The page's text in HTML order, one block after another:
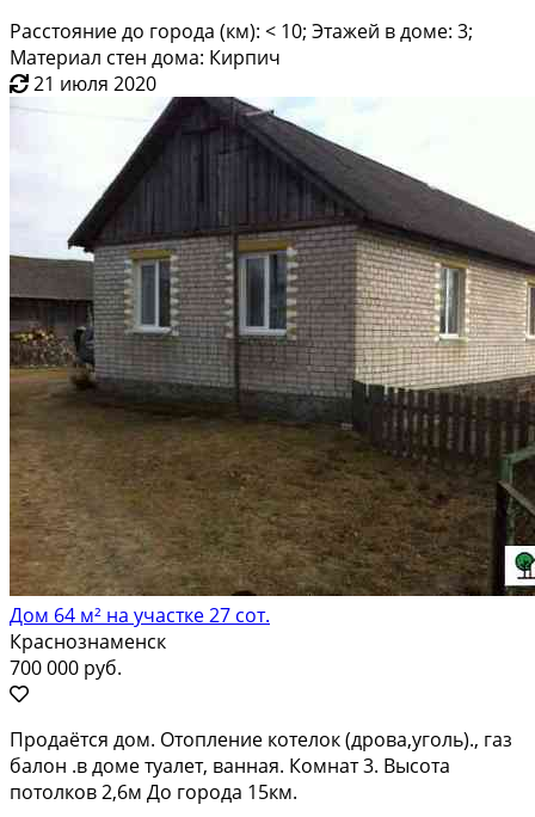
Расстояние до города (км): < 10; Этажей в доме: 3;
Материал стен дома: Кирпич
21 июля 2020
Дом 64 м² на участке 27 сот.
Краснознаменск
700 000 руб.
Продаётся дом. Отопление котелок (дрова,уголь)., газ
балон .в доме туалет, ванная. Комнат 3. Высота
потолков 2,6м До города 15км.